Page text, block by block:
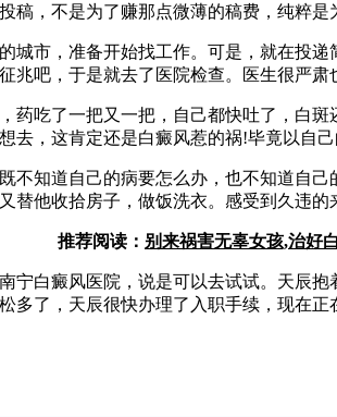
，不是为了赚那点微薄的稿费，纯粹是
市，准备开始找工作。可是，就在投递
吧，于是就去了医院检查。医生很严肃
吃了一把又一把，自己都快吐了，白斑
去，这肯定还是白癜风惹的祸!毕竟以自
知道自己的病要怎么办，也不知道自己
他收拾房子，做饭洗衣。感受到久违的
推荐阅读： 别来祸害无辜女孩,治好
白癜风医院，说是可以去试试。天辰抱
了，天辰很快办理了入职手续，现在正